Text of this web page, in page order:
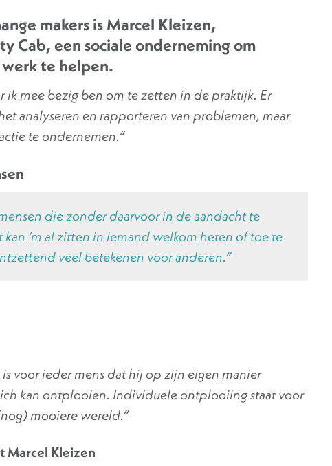
makers is Marcel Kleizen,
Cab, een sociale onderneming om
te helpen.
ik mee bezig ben om te zetten in de praktijk. Er
analyseren en rapporteren van problemen, maar
te ondernemen.“
die zonder daarvoor in de aandacht te
kan ‘m al zitten in iemand welkom heten of toe te
veel betekenen voor anderen.”
voor ieder mens dat hij op zijn eigen manier
kan ontplooien. Individuele ontplooiing staat voor
mooiere wereld.”
Marcel Kleizen